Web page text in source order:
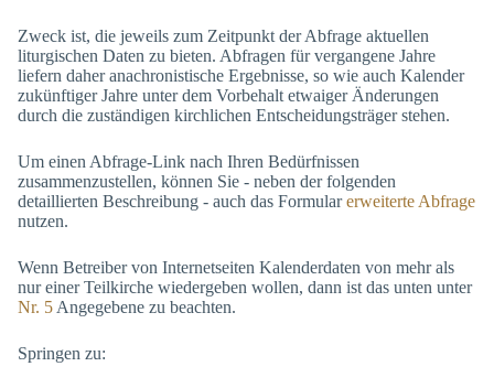
Zweck ist, die jeweils zum Zeitpunkt der Abfrage aktuellen
liturgischen Daten zu bieten. Abfragen für vergangene Jahre
liefern daher anachronistische Ergebnisse, so wie auch Kalender
zukünftiger Jahre unter dem Vorbehalt etwaiger Änderungen
durch die zuständigen kirchlichen Entscheidungsträger stehen.
Um einen Abfrage-Link nach Ihren Bedürfnissen
zusammenzustellen, können Sie - neben der folgenden
detaillierten Beschreibung - auch das Formularerweiterte Abfrage
nutzen.
Wenn Betreiber von Internetseiten Kalenderdaten von mehr als
nur einer Teilkirche wiedergeben wollen, dann ist das unten unter
Nr. 5 Angegebene zu beachten.
Springen zu: